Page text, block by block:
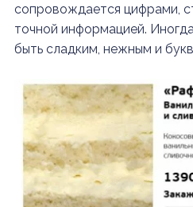
сопровождается цифрами,
точной информацией.
быть сладким, нежным и